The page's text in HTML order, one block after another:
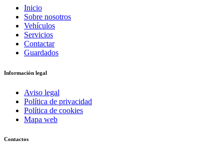
Inicio
Sobre nosotros
Vehículos
Servicios
Contactar
Guardados
Información legal
Aviso legal
Política de privacidad
Política de cookies
Mapa web
Contactos